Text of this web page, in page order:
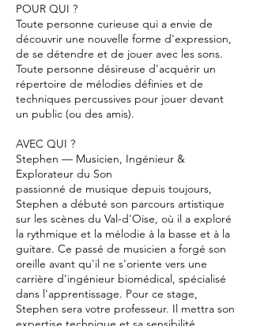
POUR QUI ?
Toute personne curieuse qui a envie de
découvrir une nouvelle forme d'expression,
de se détendre et de jouer avec les sons.
Toute personne désireuse d'acquérir un
répertoire de mélodies définies et de
techniques percussives pour jouer devant
un public (ou des amis).
AVEC QUI ?
Stephen — Musicien, Ingénieur &
Explorateur du Son
passionné de musique depuis toujours,
Stephen a débuté son parcours artistique
sur les scènes du Val-d'Oise, où il a exploré
la rythmique et la mélodie à la basse et à la
guitare. Ce passé de musicien a forgé son
oreille avant qu'il ne s'oriente vers une
carrière d'ingénieur biomédical, spécialisé
dans l'apprentissage. Pour ce stage,
Stephen sera votre professeur. Il mettra son